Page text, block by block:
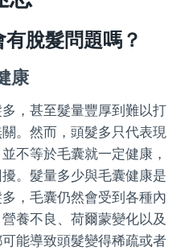
脫髮問題嗎？
康
，甚至髮量豐厚到難以打
。然而，頭髮多只代表現
不等於毛囊就一定健康，
。髮量多少與毛囊健康是
，毛囊仍然會受到各種內
養不良、荷爾蒙變化以及
能導致頭髮變得稀疏或者